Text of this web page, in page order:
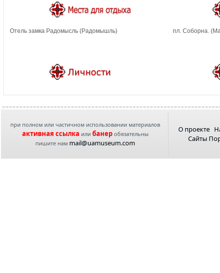
Отель замка Радомысль (Радомышль) пл. Соборна.
при полном или частичном использовании материалов
активная ссылка или банеробязательны
пишите нам mail@uamuseum.com
О проекте
Сайты